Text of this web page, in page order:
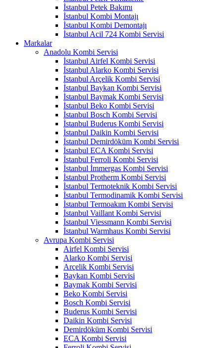
İstanbul Petek Bakımı
İstanbul Kombi Montajı
İstanbul Kombi Demontajı
İstanbul Acil 724 Kombi Servisi
Markalar
Anadolu Kombi Servisi
İstanbul Airfel Kombi Servisi
İstanbul Alarko Kombi Servisi
İstanbul Arçelik Kombi Servisi
İstanbul Baykan Kombi Servisi
İstanbul Baymak Kombi Servisi
İstanbul Beko Kombi Servisi
İstanbul Bosch Kombi Servisi
İstanbul Buderus Kombi Servisi
İstanbul Daikin Kombi Servisi
İstanbul Demirdöküm Kombi Servisi
İstanbul ECA Kombi Servisi
İstanbul Ferroli Kombi Servisi
İstanbul İmmergas Kombi Servisi
İstanbul Protherm Kombi Servisi
İstanbul Termoteknik Kombi Servisi
İstanbul Termodinamik Kombi Servisi
İstanbul Termoakım Kombi Servisi
İstanbul Vaillant Kombi Servisi
İstanbul Viessmann Kombi Servisi
İstanbul Warmhaus Kombi Servisi
Avrupa Kombi Servisi
Airfel Kombi Servisi
Alarko Kombi Servisi
Arçelik Kombi Servisi
Baykan Kombi Servisi
Baymak Kombi Servisi
Beko Kombi Servisi
Bosch Kombi Servisi
Buderus Kombi Servisi
Daikin Kombi Servisi
Demirdöküm Kombi Servisi
ECA Kombi Servisi